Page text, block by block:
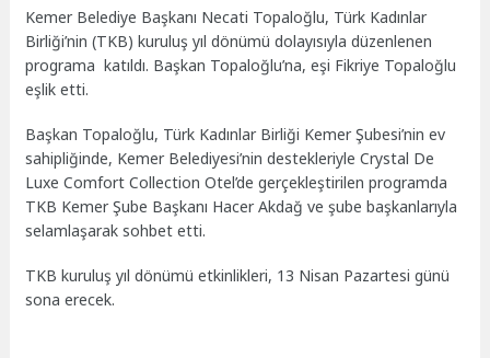
Kemer Belediye Başkanı Necati Topaloğlu, Türk Kadınlar
Birliği’nin (TKB) kuruluş yıl dönümü dolayısıyla düzenlenen
programa katıldı. Başkan Topaloğlu’na, eşi Fikriye Topaloğlu
eşlik etti.
Başkan Topaloğlu, Türk Kadınlar Birliği Kemer Şubesi’nin ev
sahipliğinde, Kemer Belediyesi’nin destekleriyle Crystal De
Luxe Comfort Collection Otel’de gerçekleştirilen programda
TKB Kemer Şube Başkanı Hacer Akdağ ve şube başkanlarıyla
selamlaşarak sohbet etti.
TKB kuruluş yıl dönümü etkinlikleri, 13 Nisan Pazartesi günü
sona erecek.